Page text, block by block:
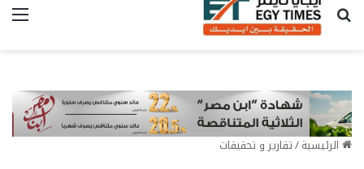
بحث عن
الرئيسية/تقارير و تحقيقات